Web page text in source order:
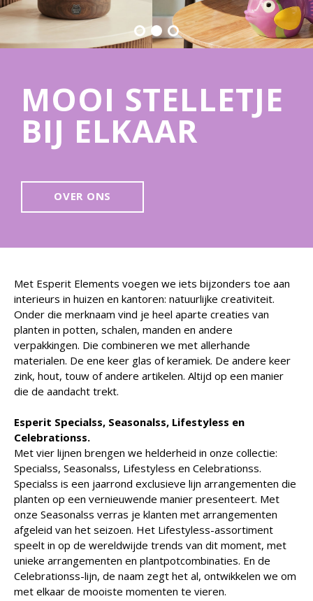
MOOI STELLETJE
BIJ ELKAAR
OVER ONS
Met Esperit Elements voegen we iets bijzonders toe aan
interieurs in huizen en kantoren: natuurlijke creativiteit.
Onder die merknaam vind je heel aparte creaties van
planten in potten, schalen, manden en andere
verpakkingen. Die combineren we met allerhande
materialen. De ene keer glas of keramiek. De andere keer
zink, hout, touw of andere artikelen. Altijd op een manier
die de aandacht trekt.
Esperit Specialss, Seasonalss, Lifestyless en
Celebrationss.
Met vier lijnen brengen we helderheid in onze collectie:
Specialss, Seasonalss, Lifestyless en Celebrationss.
Specialss is een jaarrond exclusieve lijn arrangementen die
planten op een vernieuwende manier presenteert. Met
onze Seasonalss verras je klanten met arrangementen
afgeleid van het seizoen. Het Lifestyless-assortiment
speelt in op de wereldwijde trends van dit moment, met
unieke arrangementen en plantpotcombinaties. En de
Celebrationss-lijn, de naam zegt het al, ontwikkelen we om
met elkaar de mooiste momenten te vieren.